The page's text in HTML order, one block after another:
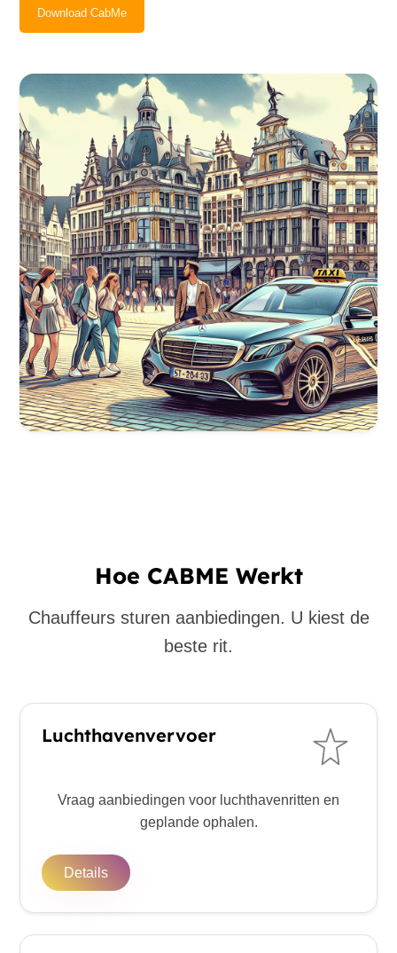
Download CabMe
Hoe CABME Werkt
Chauffeurs sturen aanbiedingen. U kiest de
beste rit.
Luchthavenvervoer
Vraag aanbiedingen voor luchthavenritten en
geplande ophalen.
Details